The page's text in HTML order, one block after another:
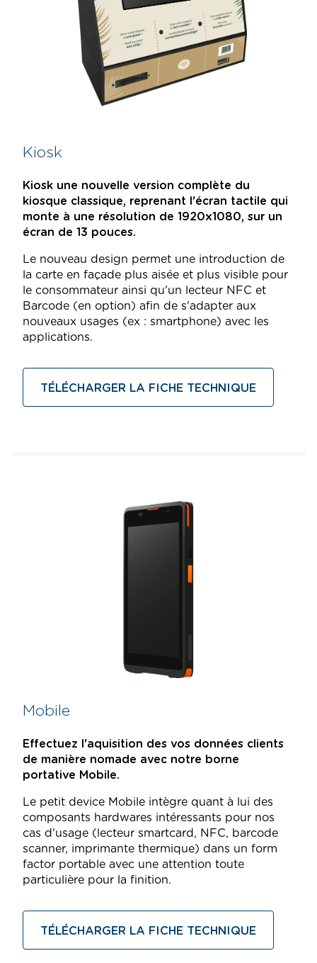
Kiosk
Kiosk une nouvelle version complète du
kiosque classique, reprenant l'écran tactile qui
monte à une résolution de 1920x1080, sur un
écran de 13 pouces.
Le nouveau design permet une introduction de
la carte en façade plus aisée et plus visible pour
le consommateur ainsi qu'un lecteur NFC et
Barcode (en option) afin de s'adapter aux
nouveaux usages (ex : smartphone) avec les
applications.
TÉLÉCHARGER LA FICHE TECHNIQUE
Mobile
Effectuez l'aquisition des vos données clients
de manière nomade avec notre borne
portative Mobile.
Le petit device Mobile intègre quant à lui des
composants hardwares intéressants pour nos
cas d'usage (lecteur smartcard, NFC, barcode
scanner, imprimante thermique) dans un form
factor portable avec une attention toute
particulière pour la finition.
TÉLÉCHARGER LA FICHE TECHNIQUE